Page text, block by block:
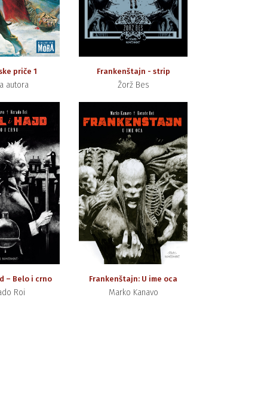
priče 1
autora
Frankenštajn - strip
Žorž Bes
– Belo i crno
Roi
Frankenštajn: U ime oca
Marko Kanavo